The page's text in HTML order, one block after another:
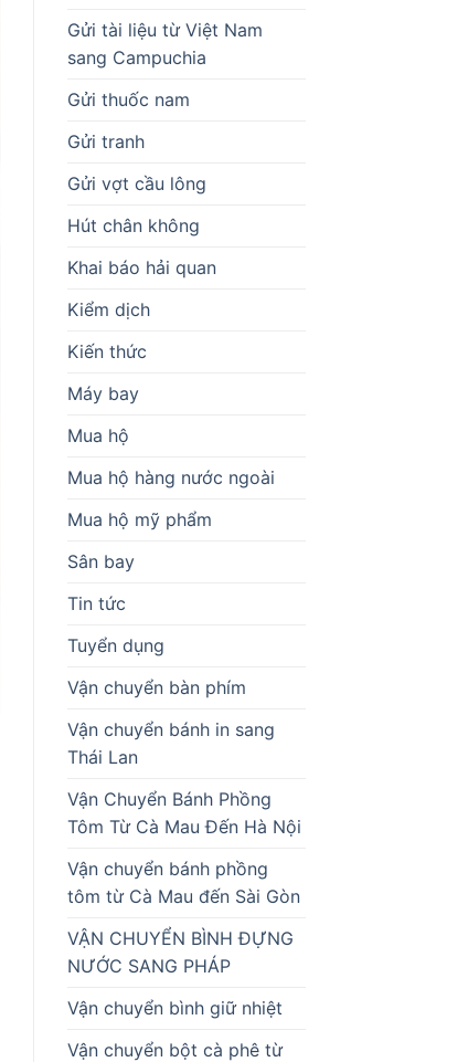
Gửi tài liệu từ Việt Nam
sang Campuchia
Gửi thuốc nam
Gửi tranh
Gửi vợt cầu lông
Hút chân không
Khai báo hải quan
Kiểm dịch
Kiến thức
Máy bay
Mua hộ
Mua hộ hàng nước ngoài
Mua hộ mỹ phẩm
Sân bay
Tin tức
Tuyển dụng
Vận chuyển bàn phím
Vận chuyển bánh in sang
Thái Lan
Vận Chuyển Bánh Phồng
Tôm Từ Cà Mau Đến Hà Nội
Vận chuyển bánh phồng
tôm từ Cà Mau đến Sài Gòn
VẬN CHUYỂN BÌNH ĐỰNG
NƯỚC SANG PHÁP
Vận chuyển bình giữ nhiệt
Vận chuyển bột cà phê từ